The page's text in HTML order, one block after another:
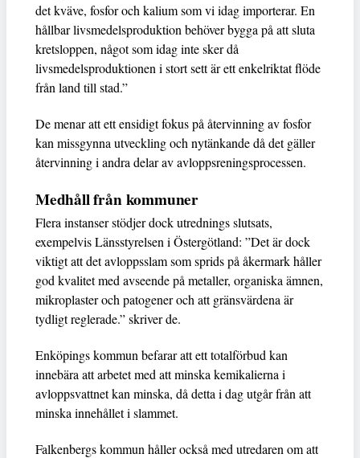
det kväve, fosfor och kalium som vi idag importerar. En
hållbar livsmedelsproduktion behöver bygga på att sluta
kretsloppen, något som idag inte sker då
livsmedelsproduktionen i stort sett är ett enkelriktat flöde
från land till stad.”
De menar att ett ensidigt fokus på återvinning av fosfor
kan missgynna utveckling och nytänkande då det gäller
återvinning i andra delar av avloppsreningsprocessen.
Medhåll från kommuner
Flera instanser stödjer dock utrednings slutsats,
exempelvis Länsstyrelsen i Östergötland: ”Det är dock
viktigt att det avloppsslam som sprids på åkermark håller
god kvalitet med avseende på metaller, organiska ämnen,
mikroplaster och patogener och att gränsvärdena är
tydligt reglerade.” skriver de.
Enköpings kommun befarar att ett totalförbud kan
innebära att arbetet med att minska kemikalierna i
avloppsvattnet kan minska, då detta i dag utgår från att
minska innehållet i slammet.
Falkenbergs kommun håller också med utredaren om att